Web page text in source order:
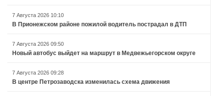
7 Августа 2026 10:10
В Прионежском районе пожилой водитель пострадал в ДТП
7 Августа 2026 09:50
Новый автобус выйдет на маршрут в Медвежьегорском округе
7 Августа 2026 09:28
В центре Петрозаводска изменилась схема движения